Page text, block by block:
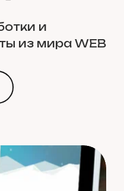
и
из мира WEB